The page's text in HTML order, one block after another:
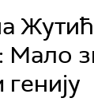
Мало